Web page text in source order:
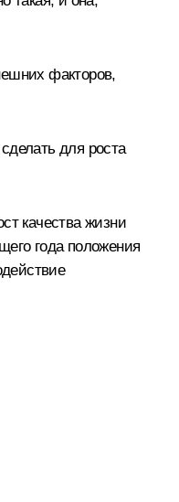
факторов,
для роста
качества жизни
года положения